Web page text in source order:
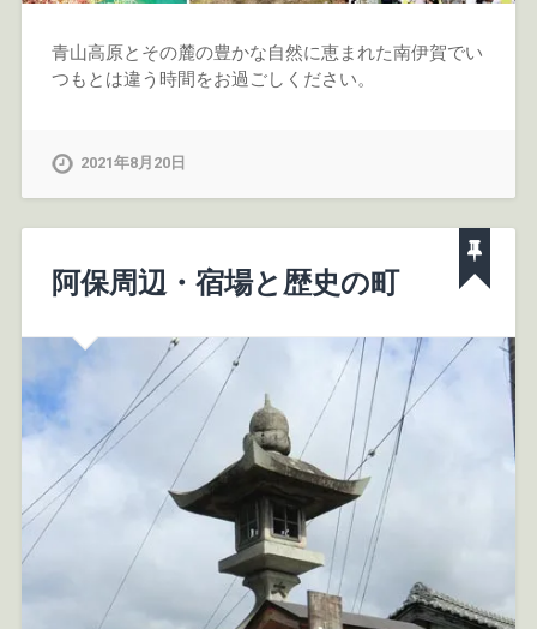
青山高原とその麓の豊かな自然に恵まれた南伊賀でい
つもとは違う時間をお過ごしください。
2021年8月20日
阿保周辺・宿場と歴史の町